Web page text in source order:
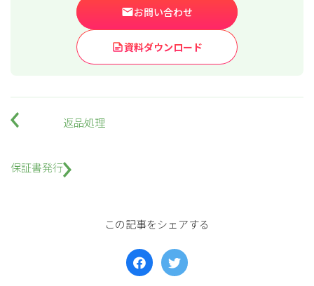
お問い合わせ
資料ダウンロード
保証書発行
返品処理
この記事をシェアする
for 小売業の方向けサービス
資料ダウンロードの一覧へ
forReuse中古買取業者向けサービス
資料ダウンロードの一覧へ
for 小売業の方向けサービス
お問い合わせフォームへ
forReuse中古買取業者向けサービス
お問い合わせフォームへ